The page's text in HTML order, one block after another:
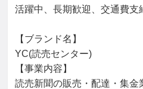
活躍中、長期歓迎、交通費支
【ブランド名】
YC(読売センター)
【事業内容】
読売新聞の販売・配達・集金